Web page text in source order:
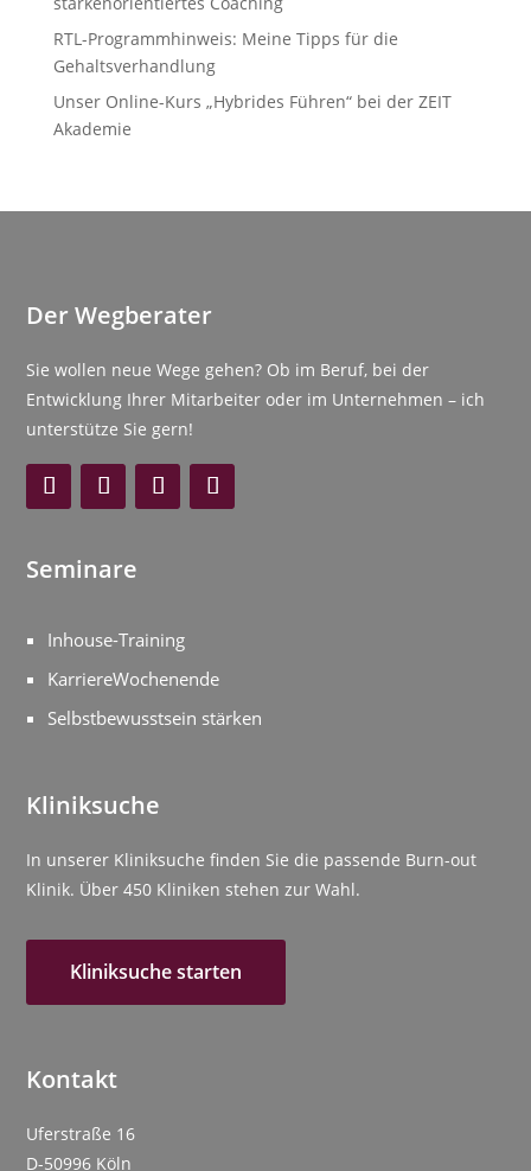
RTL-Programmhinweis: Meine Tipps für die
Gehaltsverhandlung
Unser Online-Kurs „Hybrides Führen“ bei der ZEIT
Akademie
Der Wegberater
Sie wollen neue Wege gehen? Ob im Beruf, bei der
Entwicklung Ihrer Mitarbeiter oder im Unternehmen – ich
unterstütze Sie gern!
Seminare
Inhouse-Training
KarriereWochenende
Selbstbewusstsein stärken
Kliniksuche
In unserer Kliniksuche finden Sie die passende Burn-out
Klinik. Über 450 Kliniken stehen zur Wahl.
Kliniksuche starten
Kontakt
Uferstraße 16
D-50996 Köln